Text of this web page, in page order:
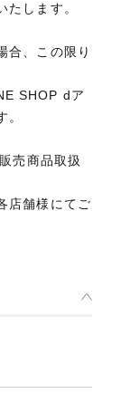
します。
合、この限り
SHOP dア
。
売商品取扱
店舗様にてご